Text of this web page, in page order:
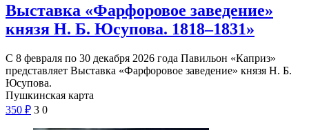
Выставка «Фарфоровое заведение»
князя Н. Б. Юсупова. 1818–1831»
С 8 февраля по 30 декабря 2026 года Павильон «Каприз»
представляет Выставка «Фарфоровое заведение» князя Н. Б.
Юсупова.
Пушкинская карта
350 ₽ 3 0